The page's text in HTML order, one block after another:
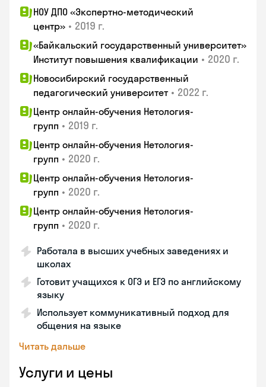
НОУ ДПО «Экспертно-методический
центр» • 2019 г.
«Байкальский государственный университет»
Институт повышения квалификации • 2020 г.
Новосибирский государственный
педагогический университет • 2022 г.
Центр онлайн-обучения Нетология-
групп • 2019 г.
Центр онлайн-обучения Нетология-
групп • 2020 г.
Центр онлайн-обучения Нетология-
групп • 2020 г.
Центр онлайн-обучения Нетология-
групп • 2020 г.
Работала в высших учебных заведениях и
школах
Готовит учащихся к ОГЭ и ЕГЭ по английскому
языку
Использует коммуникативный подход для
общения на языке
Читать дальше
Услуги и цены